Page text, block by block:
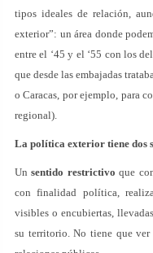
tipos ideales de relación,
exterior”: un área donde
entre el ‘45 y el ‘55 con los
que desde las embajadas
o Caracas, por ejemplo, para
regional).
La política exterior tiene dos
Unsentido restrictivo que
con finalidad política,
visibles o encubiertas,
su territorio. No tiene que